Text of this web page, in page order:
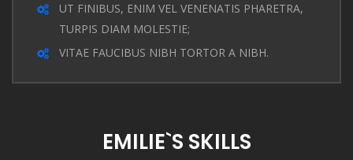
UT FINIBUS, ENIM VEL VENENATIS PHARETRA,
TURPIS DIAM MOLESTIE;
VITAE FAUCIBUS NIBH TORTOR A NIBH.
EMILIE`S SKILLS